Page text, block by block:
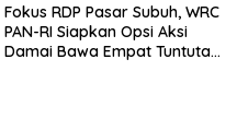
Fokus RDP Pasar Subuh, WRC
PAN-RI Siapkan Opsi Aksi
Damai Bawa Empat Tuntutan